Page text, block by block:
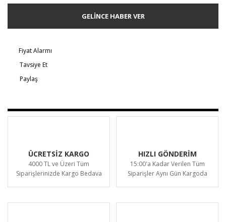
GELİNCE HABER VER
Fiyat Alarmı
Tavsiye Et
Paylaş
ÜCRETSİZ KARGO
4000 TL ve Üzeri Tüm
Siparişlerinizde Kargo Bedava
HIZLI GÖNDERİM
15:00'a Kadar Verilen Tüm
Siparişler Aynı Gün Kargoda